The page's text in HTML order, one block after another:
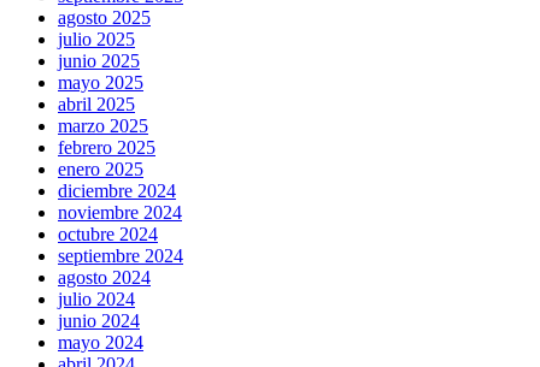
agosto 2025
julio 2025
junio 2025
mayo 2025
abril 2025
marzo 2025
febrero 2025
enero 2025
diciembre 2024
noviembre 2024
octubre 2024
septiembre 2024
agosto 2024
julio 2024
junio 2024
mayo 2024